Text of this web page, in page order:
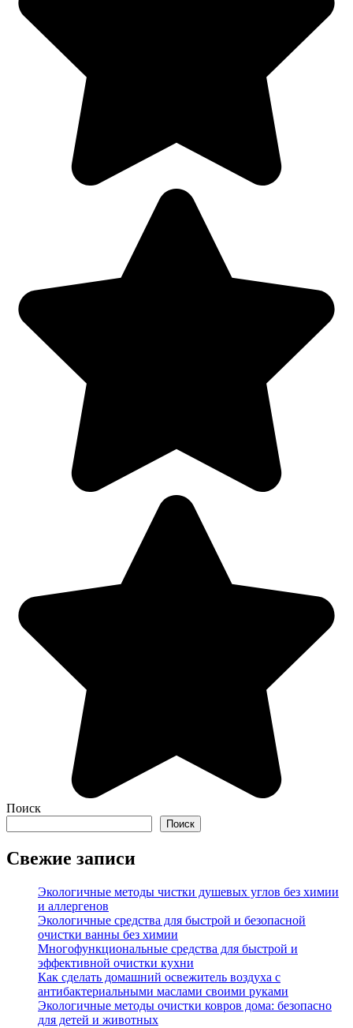
Поиск
Поиск
Свежие записи
Экологичные методы чистки душевых углов без химии
и аллергенов
Экологичные средства для быстрой и безопасной
очистки ванны без химии
Многофункциональные средства для быстрой и
эффективной очистки кухни
Как сделать домашний освежитель воздуха с
антибактериальными маслами своими руками
Экологичные методы очистки ковров дома: безопасно
для детей и животных